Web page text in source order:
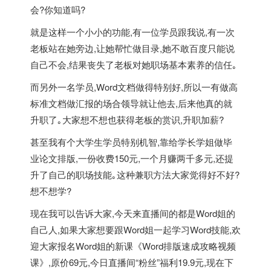
会?你知道吗?
就是这样一个小小的功能,有一位学员跟我说,有一次
老板站在她旁边,让她帮忙做目录,她不敢百度只能说
自己不会,结果丧失了老板对她职场基本素养的信任｡
而另外一名学员,Word文档做得特别好,所以一有做高
标准文档做汇报的场合领导就让他去,后来他真的就
升职了｡大家想不想也获得老板的赏识,升职加薪?
甚至我有个大学生学员特别机智,靠给学长学姐做毕
业论文排版,一份收费150元,一个月赚两千多元,还提
升了自己的职场技能｡这种兼职方法大家觉得好不好?
想不想学?
现在我可以告诉大家,今天来直播间的都是Word姐的
自己人,如果大家想要跟Word姐一起学习Word技能,欢
迎大家报名Word姐的新课《Word排版速成攻略视频
课》,原价69元,今日直播间“粉丝”福利19.9元,现在下